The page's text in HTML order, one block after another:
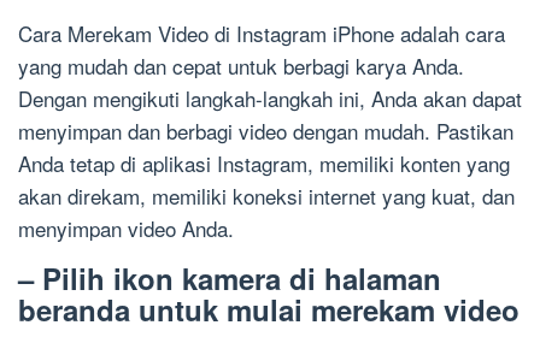
Cara Merekam Video di Instagram iPhone adalah cara
yang mudah dan cepat untuk berbagi karya Anda.
Dengan mengikuti langkah-langkah ini, Anda akan dapat
menyimpan dan berbagi video dengan mudah. Pastikan
Anda tetap di aplikasi Instagram, memiliki konten yang
akan direkam, memiliki koneksi internet yang kuat, dan
menyimpan video Anda.
– Pilih ikon kamera di halaman
beranda untuk mulai merekam video